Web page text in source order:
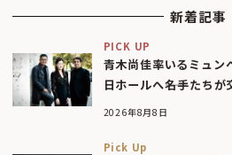
新着記事
PICK UP
青木尚佳率いるミュン
日ホールへ――名手たち
2026年8月8日
Pick Up